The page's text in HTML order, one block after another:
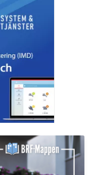
BRF-nyheterna